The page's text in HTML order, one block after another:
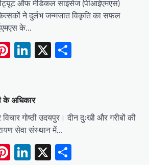
ऑफ मेडिकल साइंसेज (पीआईएमएस)
ने दुर्लभ जन्मजात विकृति का सफल
के…
Pinterest
LinkedIn
X
के अधिकार
गोष्ठी उदयपुर। दीन दुःखी और गरीबों की
सेवा संस्थान में…
Pinterest
LinkedIn
X